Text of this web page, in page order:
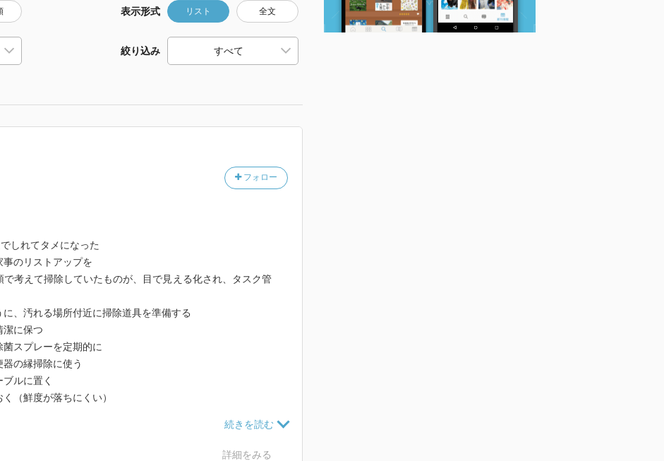
表示形式 リスト 全文
絞り込み
フォロー
しれてタメになった
事のリストアップを
考えて掃除していたものが、目で見える化され、タスク管
に、汚れる場所付近に掃除道具を準備する
潔に保つ
菌スプレーを定期的に
器の縁掃除に使う
ルに置く
（鮮度が落ちにくい）
詳細をみる